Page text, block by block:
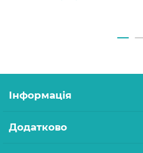
Інформація
Додатково